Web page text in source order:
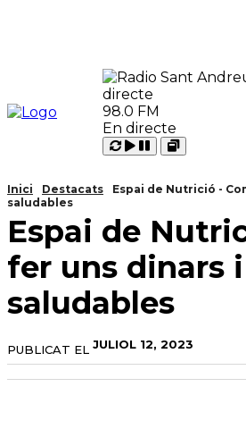
98.0 FM
En directe
Carregant
Reproduir
Pausar
Open
Inici Destacats
Espai de Nutrició -
saludables
Espai de
fer uns dinars
saludables
PUBLICAT EL JULIOL 12, 2023